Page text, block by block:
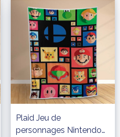
Plaid Jeu de
personnages Nintendo